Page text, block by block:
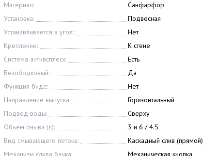
Материал:
Санфарфор
Установка:
Подвесная
Устанавливается в угол:
Нет
Крепление:
К стене
Система антивсплеск:
Есть
Безободковый:
Да
Функция биде:
Нет
Направление выпуска:
Горизонтальный
Подвод воды:
Сверху
Объем смыва (л):
3 и 6 / 4.5
Вид смывающего потока:
Каскадный слив (прямой)